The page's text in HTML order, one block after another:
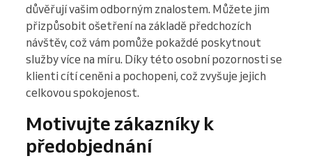
důvěřují vašim odborným znalostem. Můžete jim
přizpůsobit ošetření na základě předchozích
návštěv, což vám pomůže pokaždé poskytnout
služby více na míru. Díky této osobní pozornosti se
klienti cítí ceněni a pochopeni, což zvyšuje jejich
celkovou spokojenost.
Motivujte zákazníky k
předobjednání